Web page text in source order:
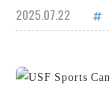
2025.07.22